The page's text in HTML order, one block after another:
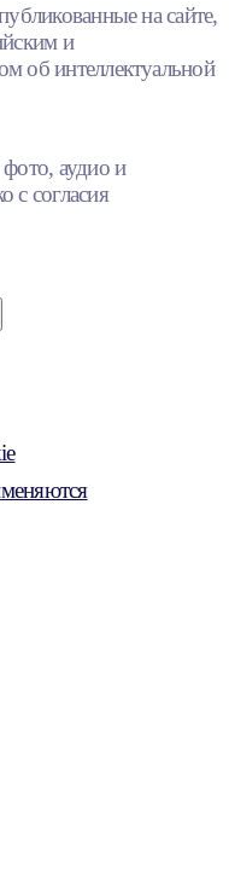
на сайте,
и
об интеллектуальной
аудио и
с согласия